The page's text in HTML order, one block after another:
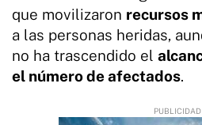
que movilizaron recursos
a las personas heridas,
no ha trascendido el
el número de afectados.